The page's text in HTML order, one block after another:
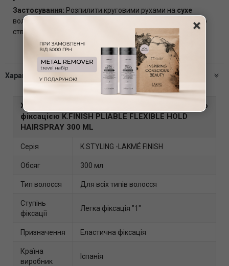
Застосування: Розпилити круговими рухами на сухе
волосся з відстані
для фіксації форми або
створення акцентів.
Характеристики
Характеристики - Лак для волосся з еластичною
фіксацією K.FINISH PLIABLE FLEXIBLE HOLD
HAIRSPRAY 300 ML
Серія K.STYLING -LAKMÉ FINISH
Обсяг 300 мл
Тип волосся Для всіх типів волосся
Ступінь
фіксації
Легка фіксація "1"
Призначення Еластична фіксація
Країна
виробник
Іспанія
×